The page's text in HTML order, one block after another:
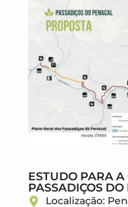
ESTUDO PARA A
PASSADIÇOS
Localização: